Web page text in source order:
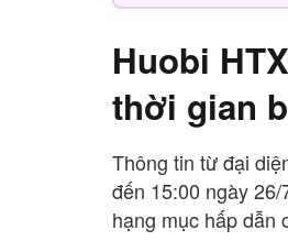
Huobi
thời gian
Thông tin từ đại
đến 15:00 ngày
hạng mục hấp dẫn